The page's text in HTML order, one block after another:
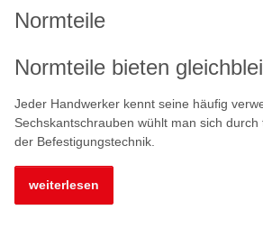
Normteile
Normteile bieten
Jeder Handwerker kennt seine häufig
Sechskantschrauben wühlt man sich
der Befestigungstechnik.
weiterlesen